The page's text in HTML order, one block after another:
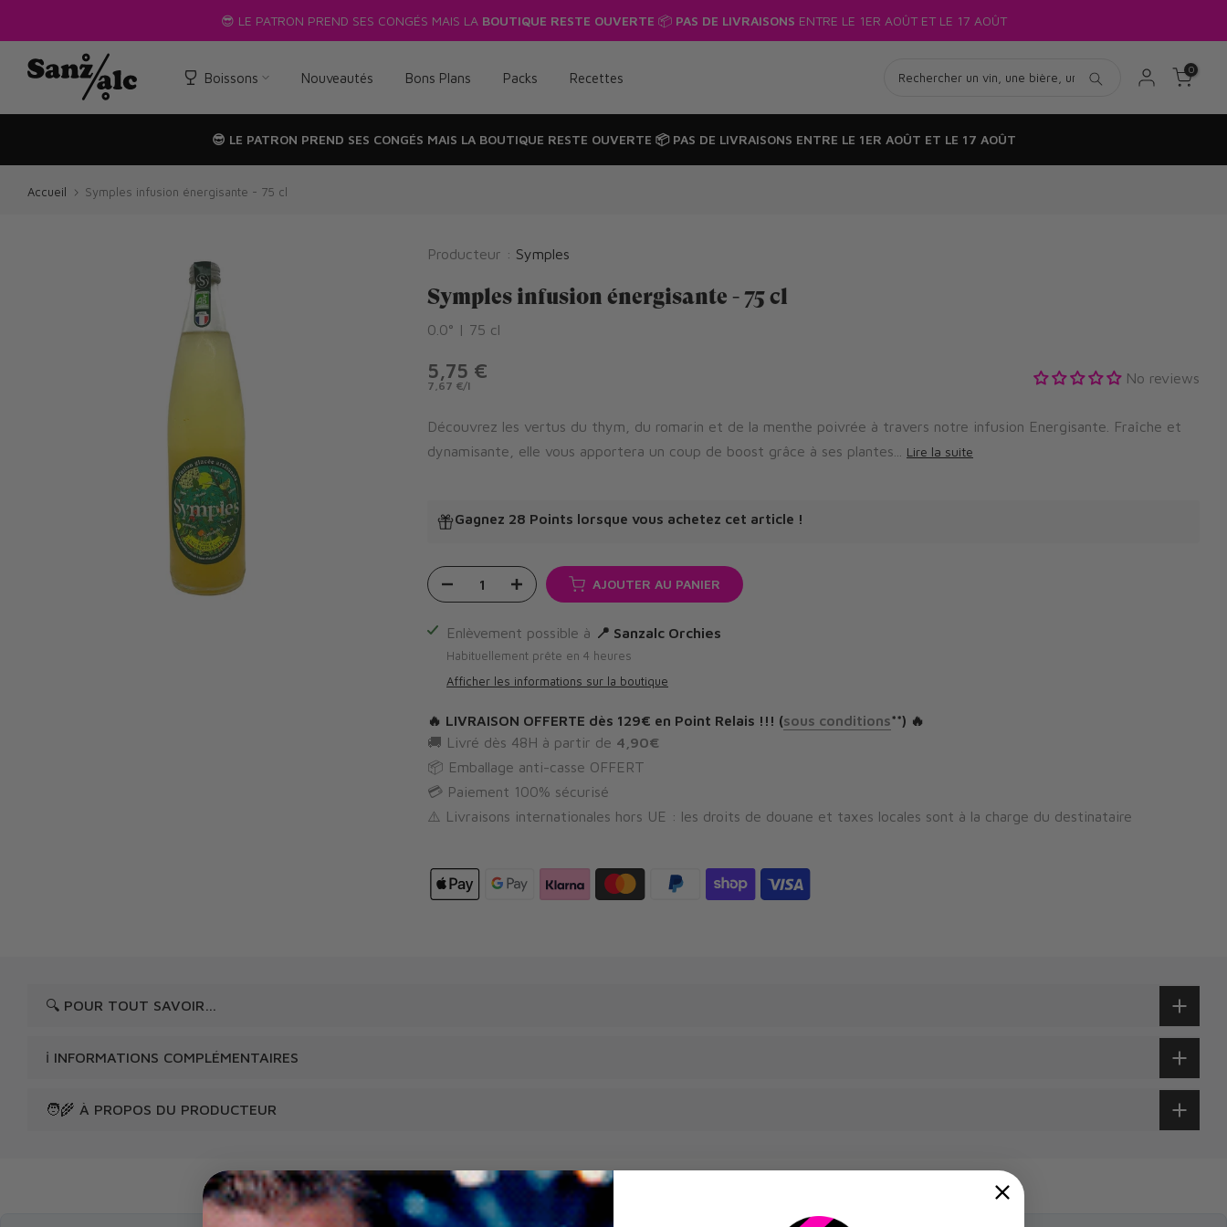
au
texte
😎 LE PATRON PREND SES CONGÉS MAIS LA BOUTIQUE RESTE OUVERTE 📦 PAS DE LIVRAISONS ENTRE LE 1ER AOÛT ET LE 17 AOÛT
Boissons Nouveautés Bons Plans Packs Recettes
0
😎 LE PATRON PREND SES CONGÉS MAIS LA BOUTIQUE RESTE OUVERTE 📦 PAS DE LIVRAISONS ENTRE LE 1ER AOÛT ET LE 17 AOÛT
Accueil Symples infusion énergisante - 75 cl
Producteur : Symples
Symples infusion énergisante - 75 cl
0.0° | 75 cl
5,75 €
7,67 €/l No reviews
Découvrez les vertus du thym, du romarin et de la menthe poivrée à travers notre infusion Energisante. Fraîche et
dynamisante, elle vous apportera un coup de boost grâce à ses plantes...
Lire la suite
Gagnez 28 Points lorsque vous achetez cet article !
AJOUTER AU PANIER
Enlèvement possible à 📍 Sanzalc Orchies
Habituellement prête en 4 heures
Afficher les informations sur la boutique
🔥 LIVRAISON OFFERTE dès 129€ en Point Relais !!! (sous conditions**) 🔥
🚚 Livré dès 48H à partir de 4,90€
📦 Emballage anti-casse OFFERT
💳 Paiement 100% sécurisé
⚠️ Livraisons internationales hors UE : les droits de douane et taxes locales sont à la charge du destinataire
🔍 POUR TOUT SAVOIR…
ℹ️ INFORMATIONS COMPLÉMENTAIRES
🧑‍🌾 À PROPOS DU PRODUCTEUR